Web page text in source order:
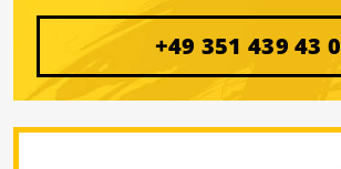
+49 351 439 43 0